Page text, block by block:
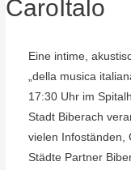
CaroItalo
Eine intime,
„della musica
17:30 Uhr im
Stadt Biberach
vielen Infoständen,
Städte Partner